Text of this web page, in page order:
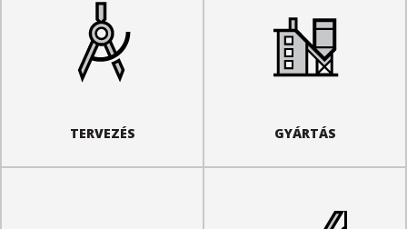
TERVEZÉS GYÁRTÁS